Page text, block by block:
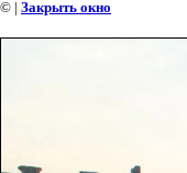
© | Закрыть окно